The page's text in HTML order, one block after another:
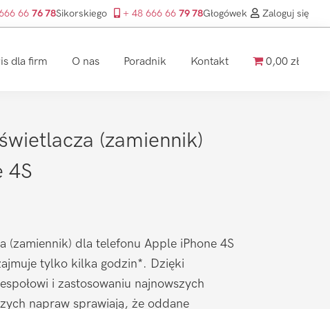
66 76 78Sikorskiego + 48 666 66 79 78Głogówek Zaloguj się
dla firm O nas Poradnik Kontakt 0,00 zł
(zamiennik)
4S
(zamiennik) dla telefonu Apple iPhone 4S
tylko kilka godzin*. Dzięki
i zastosowaniu najnowszych
napraw sprawiają, że oddane